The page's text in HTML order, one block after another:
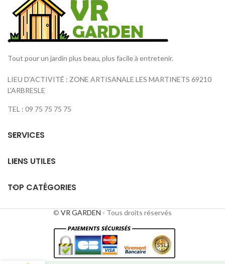
Tout pour un jardin plus beau, plus facile à entretenir.
LIEU D'ACTIVITÉ : ZONE ARTISANALE LES MARTINETS 69210
L'ARBRESLE
TEL : 09 75 75 75 75
SERVICES
LIENS UTILES
TOP CATÉGORIES
© VR GARDEN - Tous droits réservés